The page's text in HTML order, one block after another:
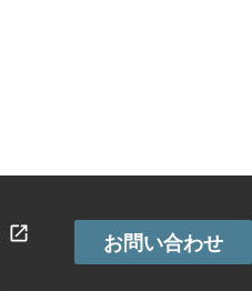
お問い合わせ